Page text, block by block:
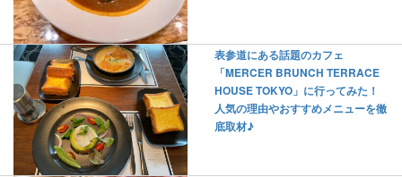
表参道にある話題のカフェ
「MERCER BRUNCH TERRACE
HOUSE TOKYO」に行ってみた！
人気の理由やおすすめメニューを徹
底取材♪